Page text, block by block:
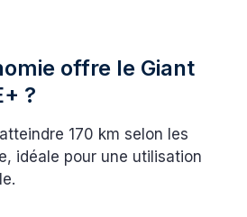
offre le Giant
?
170 km selon les
idéale pour une utilisation